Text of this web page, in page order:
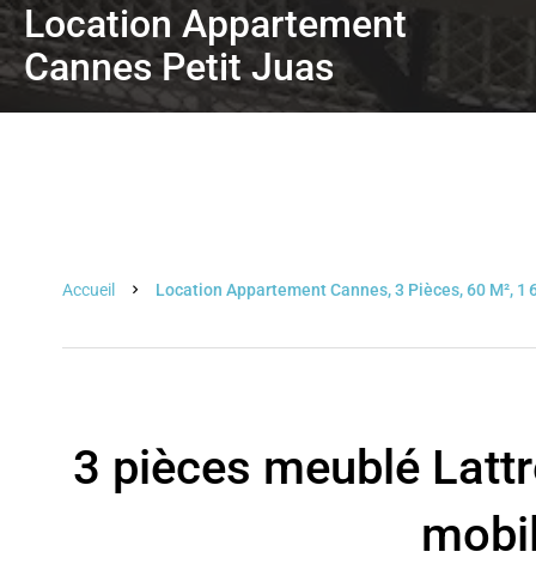
Location Appartement
Cannes Petit Juas
Accueil Location Appartement Cannes, 3 Pièces, 60 M², 1
3 pièces meublé